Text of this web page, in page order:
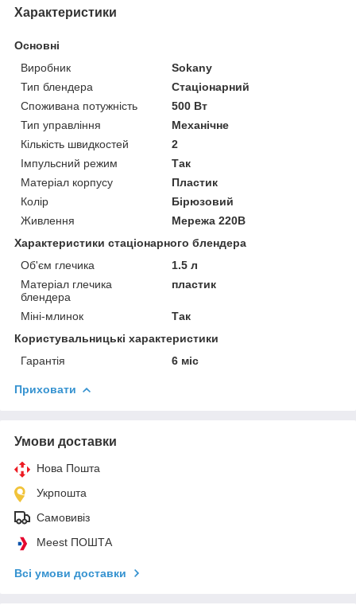
Характеристики
Основні
Виробник
Sokany
Тип блендера
Стаціонарний
Споживана потужність
500 Вт
Тип управління
Механічне
Кількість швидкостей
2
Імпульсний режим
Так
Матеріал корпусу
Пластик
Колір
Бірюзовий
Живлення
Мережа 220В
Характеристики стаціонарного блендера
Об'єм глечика
1.5 л
Матеріал глечика
блендера
пластик
Міні-млинок
Так
Користувальницькі характеристики
Гарантія
6 міс
Приховати
Умови доставки
Нова Пошта
Укрпошта
Самовивіз
Meest ПОШТА
Всі умови доставки